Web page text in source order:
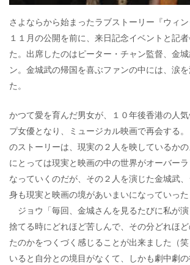
さよならから始まったラブストーリー『ウィン
１１月の公開を前に、来日記念イベントと記
た。出席したのはピーター・チャン監督、金
ン。金城武の帰国を喜ぶファンの中には、涙
た。
かつて愛を育んだ男女が、１０年後香港の人
プ女優となり、ミュージカル映画で再会する
のストーリーは、現実の２人を映しているか
にとっては現実と映画の中の世界がオーバー
なっていくのだが、その２人を演じた金城武
身も現実と映画の境があいまいになっていった
ジョウ「毎回、金城さんを見るたびに私が
捨てる時にどれほど苦しんで、その分どれほ
たのかをつくづく感じることが出来ました（
いると自分との境目がなくて、しかも劇中劇